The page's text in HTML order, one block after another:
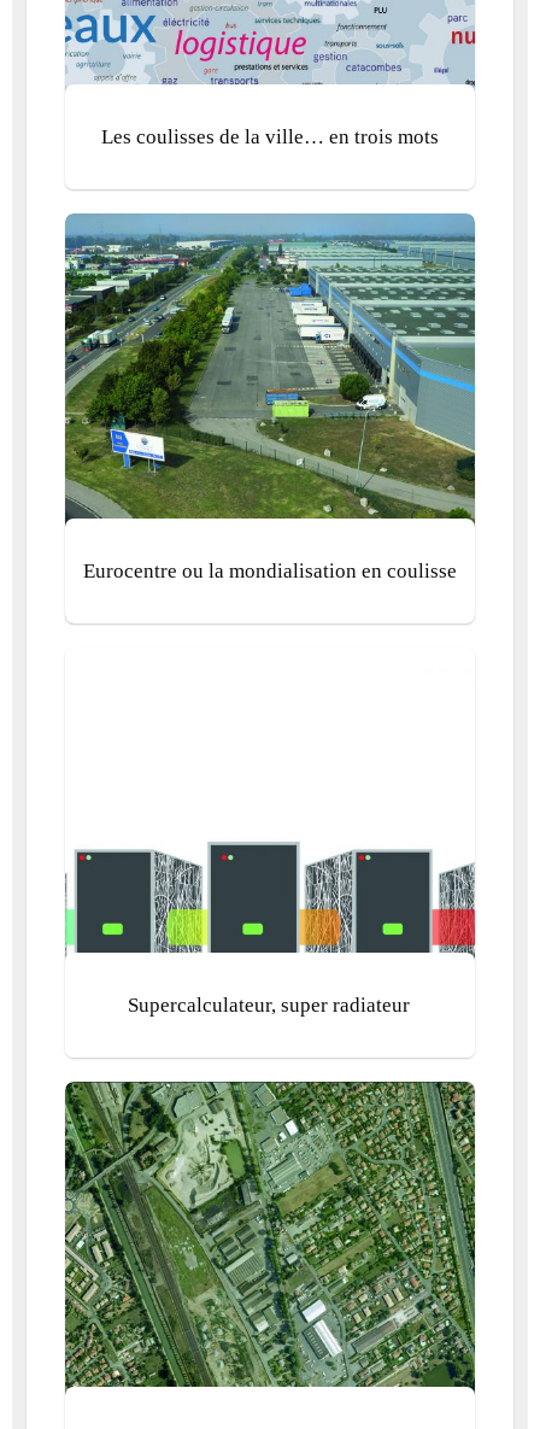
Les coulisses de la ville… en trois mots
Eurocentre ou la mondialisation en coulisse
Supercalculateur, super radiateur